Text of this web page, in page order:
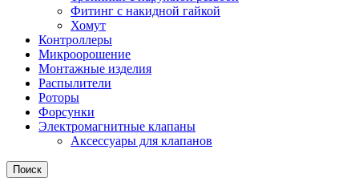
Фитинг с накидной гайкой
Хомут
Контроллеры
Микроорошение
Монтажные изделия
Распылители
Роторы
Форсунки
Электромагнитные клапаны
Аксессуары для клапанов
Поиск